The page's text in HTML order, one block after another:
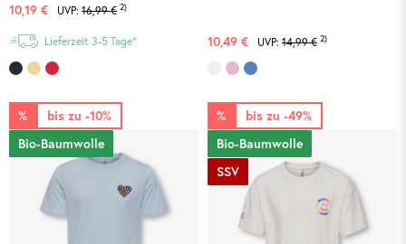
10,19 €
UVP: 16,99 € 2)
Lieferzeit 3-5 Tage* 10,49 € UVP: 14,99 € 2)
bis zu -10%
%
Bio-Baumwolle
bis zu -49%
%
Bio-Baumwolle
SSV